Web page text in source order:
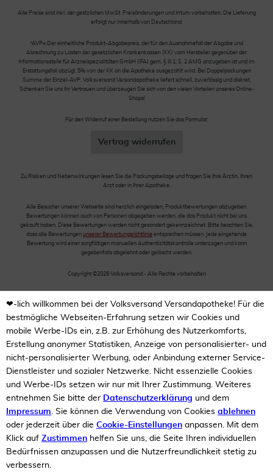
Alle Preise sind inkl. der gestzlichen MwSt. Preisänderungen und Irrtum vorbehalten. Die Lieferung
erfolgt nur innerhalb von Deutschland.
*AVP= Der einheitliche Produkt-Abgabepreis, der für den Ausnahmefall der Abgabe und
Abrechnung zu Lasten der gesetzlichen Krankenkassen (KK) vom Hersteller gegenüber der
Informationsstelle für Arzneispezialitäten GmbH (IFA) gem. § III 1, S. 2 AMG anzugeben ist und im
Erstattungsfall abzügl. 5% von der KK an die Apotheke ausgezahlt wird. Bei Doppelpackungen
Summe der Einzel-AVP. Volksversand Versandapotheke liefert schnell, zuverlässig und diskret.
Schenken Sie uns Ihr Vertrauen und überzeugen Sie sich von den vielen Vorteilen unseres Online-
Shops!
Für den Widerruf einer Bestellung nutzen Sie das Formular:
Vertrag widerrufen
Zu Risiken und Nebenwirkungen lesen Sie die Packungsbeilage und fragen Sie Ihre Ärztin, Ihren
Arzt oder in Ihrer Apotheke.
Alle Besucher unserer Webseite sind herzlich eingeladen, Produktbewertungen abzugeben.
Bewertungen können auch von Personen abgegeben werden, die das Produkt nicht bei uns
gekauft haben. Diese Bewertungen werden nicht gesondert gekennzeichnet. Bitte beachten Sie,
dass alle Bewertungen unserer Bewertungsrichtlinie entsprechen müssen. Jede eingehende
Bewertung wird einer sorgfältigen manuellen Authentizitätskontrolle unterzogen und kann
gegebenfalls abgelehnt oder gelöscht werden.
Copyright ©2026 Volksversand - Alle Rechte vorbehalten
❤-lich willkommen bei der Volksversand Versandapotheke! Für die
bestmögliche Webseiten-Erfahrung setzen wir Cookies und
mobile Werbe-IDs ein, z.B. zur Erhöhung des Nutzerkomforts,
Erstellung anonymer Statistiken, Anzeige von personalisierter- und
nicht-personalisierter Werbung, oder Anbindung externer Service-
Dienstleister und sozialer Netzwerke. Nicht essenzielle Cookies
und Werbe-IDs setzen wir nur mit Ihrer Zustimmung. Weiteres
entnehmen Sie bitte der Datenschutzerklärung und dem
Impressum. Sie können die Verwendung von Cookies ablehnen
oder jederzeit über die Cookie-Einstellungen anpassen. Mit dem
Klick auf Zustimmen helfen Sie uns, die Seite Ihren individuellen
Bedürfnissen anzupassen und die Nutzerfreundlichkeit stetig zu
verbessern.